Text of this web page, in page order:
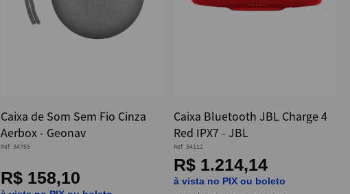
Caixa de Som Sem Fio Cinza
Aerbox - Geonav
Ref. 34755
R$ 158,10
Caixa Bluetooth JBL Charge 4
Red IPX7 - JBL
Ref. 34112
R$ 1.214,14
à vista no PIX ou boleto